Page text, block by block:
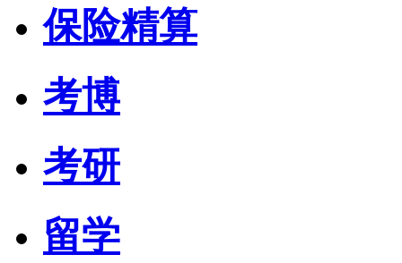
保险精算
考博
考研
留学